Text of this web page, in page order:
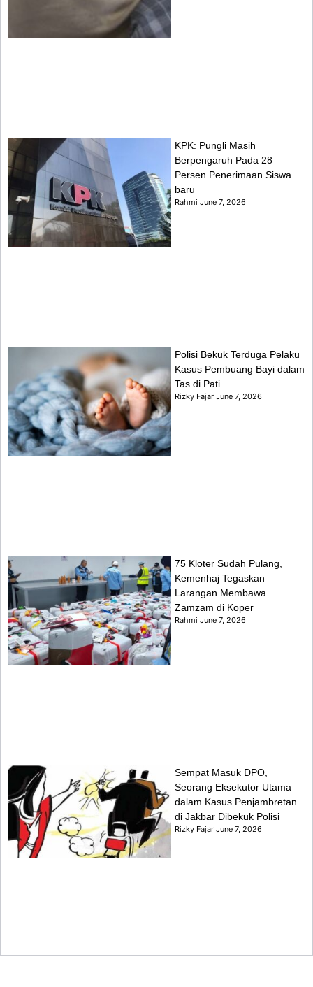
KPK: Pungli Masih
Berpengaruh Pada 28
Persen Penerimaan Siswa
baru
RahmiJune 7, 2026
Polisi Bekuk Terduga Pelaku
Kasus Pembuang Bayi dalam
Tas di Pati
Rizky FajarJune 7, 2026
75 Kloter Sudah Pulang,
Kemenhaj Tegaskan
Larangan Membawa
Zamzam di Koper
RahmiJune 7, 2026
Sempat Masuk DPO,
Seorang Eksekutor Utama
dalam Kasus Penjambretan
di Jakbar Dibekuk Polisi
Rizky FajarJune 7, 2026